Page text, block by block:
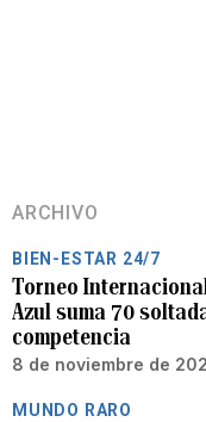
ARCHIVO
BIEN-ESTAR 24/7
Torneo
Azul suma 70
competencia
8 de noviembre de
MUNDO RARO